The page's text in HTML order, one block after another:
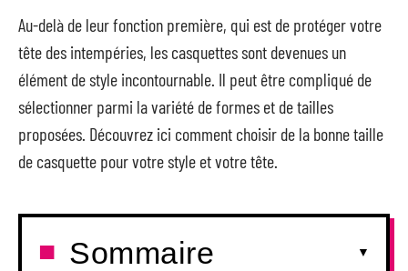
Au-delà de leur fonction première, qui est de protéger votre
tête des intempéries, les casquettes sont devenues un
élément de style incontournable. Il peut être compliqué de
sélectionner parmi la variété de formes et de tailles
proposées. Découvrez ici comment choisir de la bonne taille
de casquette pour votre style et votre tête.
Sommaire